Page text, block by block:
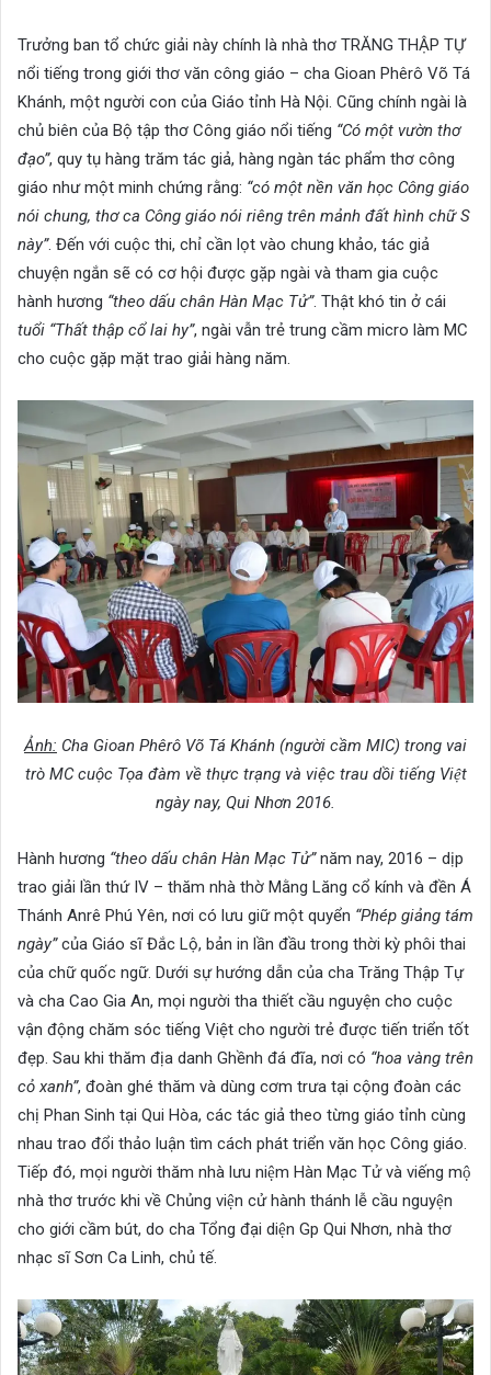
Trưởng ban tổ chức giải này chính là nhà thơ TRĂNG THẬP TỰ
nổi tiếng trong giới thơ văn công giáo – cha Gioan Phêrô Võ Tá
Khánh, một người con của Giáo tỉnh Hà Nội. Cũng chính ngài là
chủ biên của Bộ tập thơ Công giáo nổi tiếng “Có một vườn thơ
đạo”, quy tụ hàng trăm tác giả, hàng ngàn tác phẩm thơ công
giáo như một minh chứng rằng: “có một nền văn học Công giáo
nói chung, thơ ca Công giáo nói riêng trên mảnh đất hình chữ S
này”. Đến với cuộc thi, chỉ cần lọt vào chung khảo, tác giả
chuyện ngắn sẽ có cơ hội được gặp ngài và tham gia cuộc
hành hương “theo dấu chân Hàn Mạc Tử”. Thật khó tin ở cái
tuổi “Thất thập cổ lai hy”, ngài vẫn trẻ trung cầm micro làm MC
cho cuộc gặp mặt trao giải hàng năm.
Ảnh: Cha Gioan Phêrô Võ Tá Khánh (người cầm MIC) trong vai
trò MC cuộc Tọa đàm về thực trạng và việc trau dồi tiếng Việt
ngày nay, Qui Nhơn 2016.
Hành hương “theo dấu chân Hàn Mạc Tử”năm nay, 2016 – dịp
trao giải lần thứ IV – thăm nhà thờ Mằng Lăng cổ kính và đền Á
Thánh Anrê Phú Yên, nơi có lưu giữ một quyển “Phép giảng tám
ngày”của Giáo sĩ Đắc Lộ, bản in lần đầu trong thời kỳ phôi thai
của chữ quốc ngữ. Dưới sự hướng dẫn của cha Trăng Thập Tự
và cha Cao Gia An, mọi người tha thiết cầu nguyện cho cuộc
vận động chăm sóc tiếng Việt cho người trẻ được tiến triển tốt
đẹp. Sau khi thăm địa danh Ghềnh đá đĩa, nơi có “hoa vàng trên
cỏ xanh”, đoàn ghé thăm và dùng cơm trưa tại cộng đoàn các
chị Phan Sinh tại Qui Hòa, các tác giả theo từng giáo tỉnh cùng
nhau trao đổi thảo luận tìm cách phát triển văn học Công giáo.
Tiếp đó, mọi người thăm nhà lưu niệm Hàn Mạc Tử và viếng mộ
nhà thơ trước khi về Chủng viện cử hành thánh lễ cầu nguyện
cho giới cầm bút, do cha Tổng đại diện Gp Qui Nhơn, nhà thơ
nhạc sĩ Sơn Ca Linh, chủ tế.